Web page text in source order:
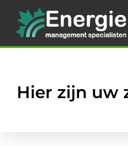
Hier zijn uw